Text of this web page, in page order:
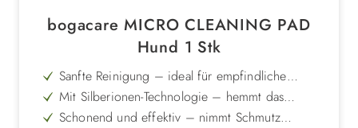
bogacare MICRO CLEANING PAD
Hund 1 Stk
Sanfte Reinigung – ideal für empfindliche
Augen- und Ohrenbereiche
Mit Silberionen-Technologie – hemmt das
Wachstum von Keimen
Schonend und effektiv – nimmt Schmutz